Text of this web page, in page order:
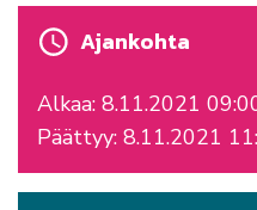
Ajankohta
Alkaa: 8.11.2021
Päättyy: 8.11.2021